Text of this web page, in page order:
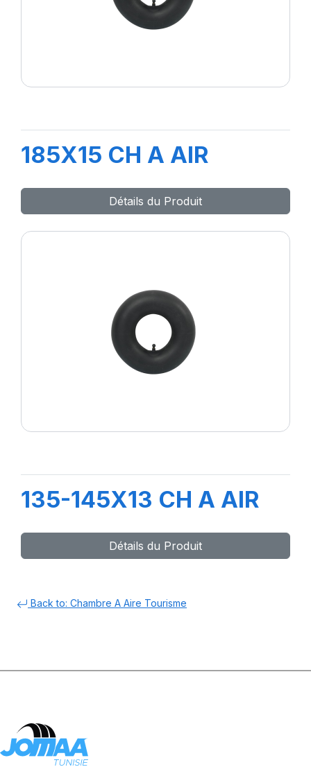
185X15 CH A AIR
Détails du Produit
135-145X13 CH A AIR
Détails du Produit
Back to: Chambre A Aire Tourisme